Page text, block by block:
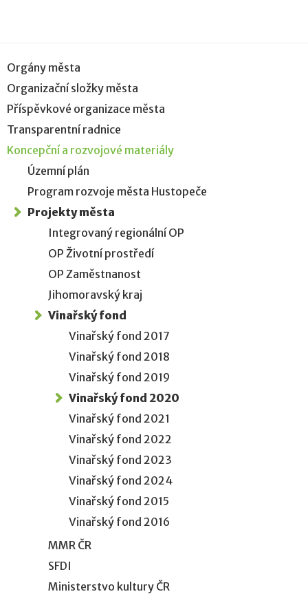
Orgány města
Organizační složky města
Příspěvkové organizace města
Transparentní radnice
Koncepční a rozvojové materiály
Územní plán
Program rozvoje města Hustopeče
Projekty města
Integrovaný regionální OP
OP Životní prostředí
OP Zaměstnanost
Jihomoravský kraj
Vinařský fond
Vinařský fond 2017
Vinařský fond 2018
Vinařský fond 2019
Vinařský fond 2020
Vinařský fond 2021
Vinařský fond 2022
Vinařský fond 2023
Vinařský fond 2024
Vinařský fond 2015
Vinařský fond 2016
MMR ČR
SFDI
Ministerstvo kultury ČR